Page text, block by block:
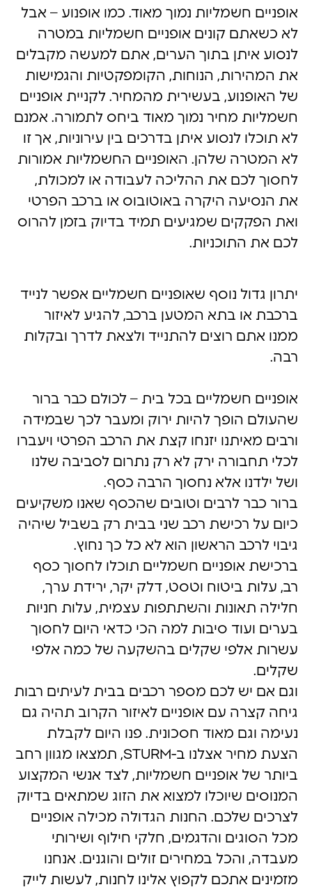
אופניים חשמליות נמוך מאוד. כמו אופנוע – אבל
לא כשאתם קונים אופניים חשמליות במטרה
לנסוע איתן בתוך הערים, אתם למעשה מקבלים
את המהירות, הנוחות, הקומפקטיות והגמישות
של האופנוע, בעשירית מהמחיר. לקניית אופניים
חשמליות מחיר נמוך מאוד ביחס לתמורה. אמנם
לא תוכלו לנסוע איתן בדרכים בין עירוניות, אך זו
לא המטרה שלהן. האופניים החשמליות אמורות
לחסוך לכם את ההליכה לעבודה או למכולת,
את הנסיעה היקרה באוטובוס או ברכב הפרטי
ואת הפקקים שמגיעים תמיד בדיוק בזמן להרוס
לכם את התוכניות.
יתרון גדול נוסף שאופניים חשמליים אפשר לנייד
ברכבת או בתא המטען ברכב, להגיע לאיזור
ממנו אתם רוצים להתנייד ולצאת לדרך ובקלות
רבה.
אופניים חשמליים בכל בית – לכולם כבר ברור
שהעולם הופך להיות ירוק ומעבר לכך שבמידה
ורבים מאיתנו יזנחו קצת את הרכב הפרטי ויעברו
לכלי תחבורה ירק לא רק נתרום לסביבה שלנו
ושל ילדנו אלא נחסוך הרבה כסף.
ברור כבר לרבים וטובים שהכסף שאנו משקיעים
כיום על רכישת רכב שני בבית רק בשביל שיהיה
גיבוי לרכב הראשון הוא לא כל כך נחוץ.
ברכישת אופניים חשמליים תוכלו לחסוך כסף
רב, עלות ביטוח וטסט, דלק יקר, ירידת ערך,
חלילה תאונות והשתתפות עצמית, עלות חניות
בערים ועוד סיבות למה הכי כדאי היום לחסוך
עשרות אלפי שקלים בהשקעה של כמה אלפי
שקלים.
וגם אם יש לכם מספר רכבים בבית לעיתים רבות
גיחה קצרה עם אופניים לאיזור הקרוב תהיה גם
נעימה וגם מאוד חסכונית. פנו היום לקבלת
הצעת מחיר אצלנו ב-STURM, תמצאו מגוון רחב
ביותר של אופניים חשמליות, לצד אנשי המקצוע
המנוסים שיוכלו למצוא את הזוג שמתאים בדיוק
לצרכים שלכם. החנות הגדולה מכילה אופניים
מכל הסוגים והדגמים, חלקי חילוף ושירותי
מעבדה, והכל במחירים זולים והוגנים. אנחנו
מזמינים אתכם לקפוץ אלינו לחנות, לעשות לייק